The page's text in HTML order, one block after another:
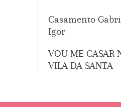
Casamento
Igor
VOU ME CASAR
VILA DA SANTA